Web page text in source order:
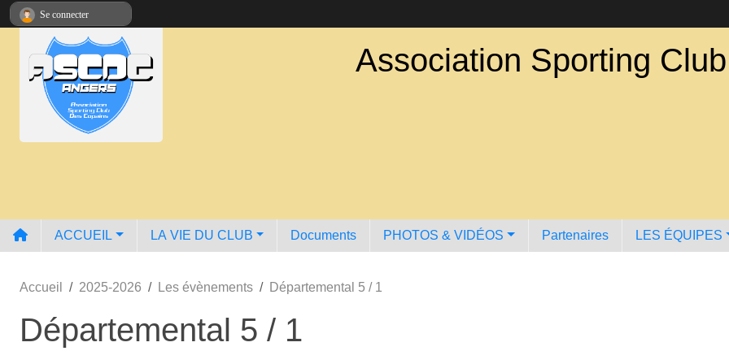
Association Sporting
ACCUEIL LA VIE DU CLUB Documents PHOTOS & VIDÉOS Partenaires LES ÉQUIPES
Accueil 2025-2026 Les évènements Départemental 5 / 1
Départemental 5 / 1
Se connecter
Panneau de gestion des cookies